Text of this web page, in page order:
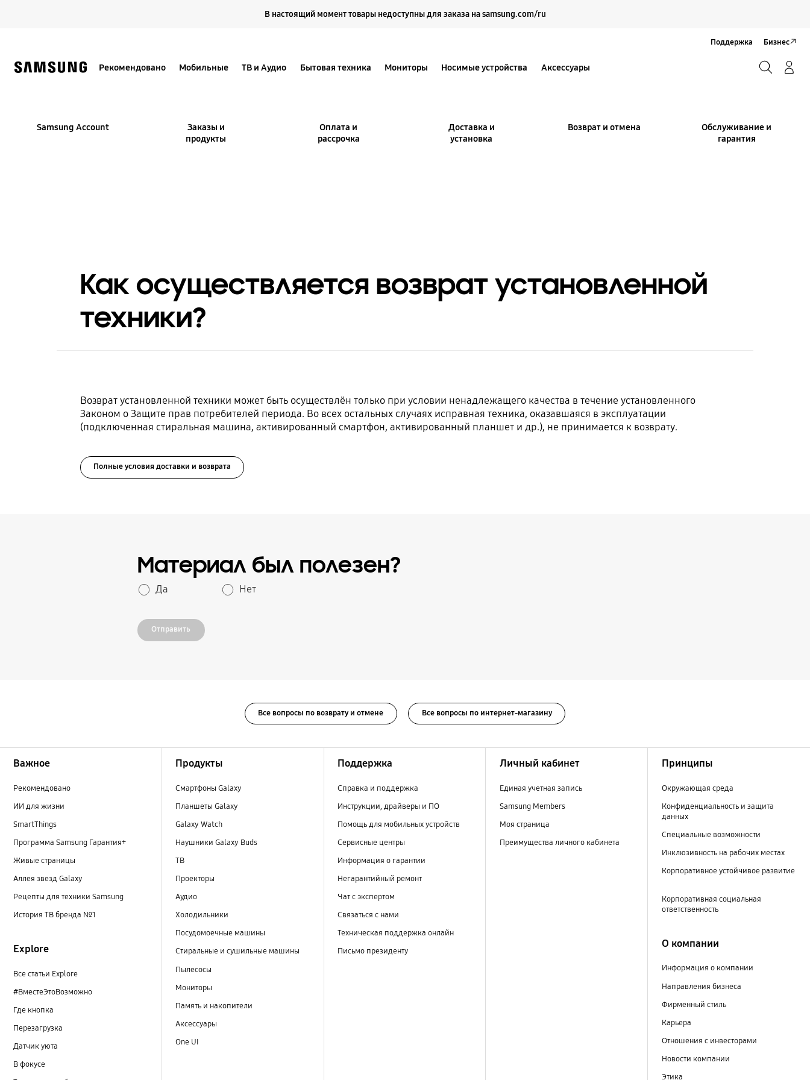
В настоящий момент товары недоступны для заказа на samsung.com/ru
Рекомендовано Мобильные ТВ и Аудио Бытовая техника Мониторы Носимые устройства Аксессуары
Поддержка Бизнес
Samsung Account
Заказы и
продукты
Оплата и
рассрочка
Доставка и
установка
Возврат и отмена
Обслуживание и
гарантия
Как осуществляется возврат установленной
техники?
Возврат установленной техники может быть осуществлён только при условии ненадлежащего качества в течение установленного
Законом о Защите прав потребителей периода. Во всех остальных случаях исправная техника, оказавшаяся в эксплуатации
(подключенная стиральная машина, активированный смартфон, активированный планшет и др.), не принимается к возврату.
Полные условия доставки и возврата
Материал был полезен?
Да Нет
Отправить
Все вопросы по возврату и отмене Все вопросы по интернет-магазину
Важное
Рекомендовано
ИИ для жизни
SmartThings
Программа Samsung Гарантия+
Живые страницы
Аллея звезд Galaxy
Рецепты для техники Samsung
История ТВ бренда №1
Explore
Все статьи Explore
#ВместеЭтоВозможно
Где кнопка
Перезагрузка
Датчик уюта
В фокусе
Продукты
Смартфоны Galaxy
Планшеты Galaxy
Galaxy Watch
Наушники Galaxy Buds
ТВ
Проекторы
Аудио
Холодильники
Посудомоечные машины
Стиральные и сушильные машины
Пылесосы
Мониторы
Память и накопители
Аксессуары
One UI
Поддержка
Справка и поддержка
Инструкции, драйверы и ПО
Помощь для мобильных устройств
Сервисные центры
Информация о гарантии
Негарантийный ремонт
Чат с экспертом
Связаться с нами
Техническая поддержка онлайн
Письмо президенту
Личный кабинет
Единая учетная запись
Samsung Members
Моя страница
Преимущества личного кабинета
Принципы
Окружающая среда
Конфиденциальность и защита
данных
Специальные возможности
Инклюзивность на рабочих местах
Корпоративное устойчивое развитие
Корпоративная социальная
ответственность
О компании
Информация о компании
Направления бизнеса
Фирменный стиль
Карьера
Отношения с инвесторами
Новости компании
Этика